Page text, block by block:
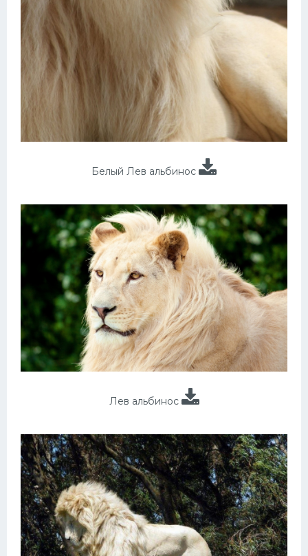
Белый Лев альбинос
Лев альбинос